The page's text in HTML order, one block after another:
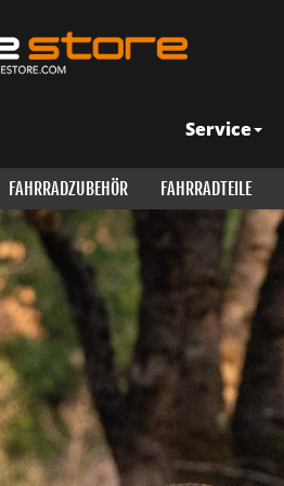
Service
FAHRRADZUBEHÖR FAHRRADTEILE